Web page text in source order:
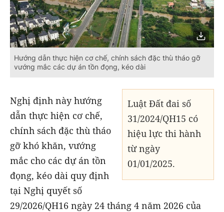
Hướng dẫn thực hiện cơ chế, chính sách đặc thù tháo gỡ
vướng mắc các dự án tồn đọng, kéo dài
Luật Đất đai số
31/2024/QH15 có
hiệu lực thi hành
từ ngày
01/01/2025.
Nghị định này hướng
dẫn thực hiện cơ chế,
chính sách đặc thù tháo
gỡ khó khăn, vướng
mắc cho các dự án tồn
đọng, kéo dài quy định
tại Nghị quyết số
29/2026/QH16 ngày 24 tháng 4 năm 2026 của